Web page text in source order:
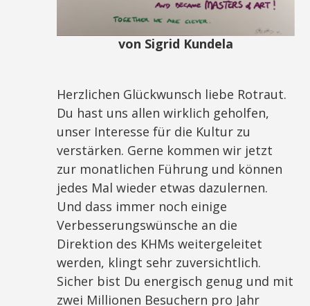
von Sigrid Kundela
Herzlichen Glückwunsch liebe Rotraut.
Du hast uns allen wirklich geholfen,
unser Interesse für die Kultur zu
verstärken. Gerne kommen wir jetzt
zur monatlichen Führung und können
jedes Mal wieder etwas dazulernen.
Und dass immer noch einige
Verbesserungswünsche an die
Direktion des KHMs weitergeleitet
werden, klingt sehr zuversichtlich.
Sicher bist Du energisch genug und mit
zwei Millionen Besuchern pro Jahr